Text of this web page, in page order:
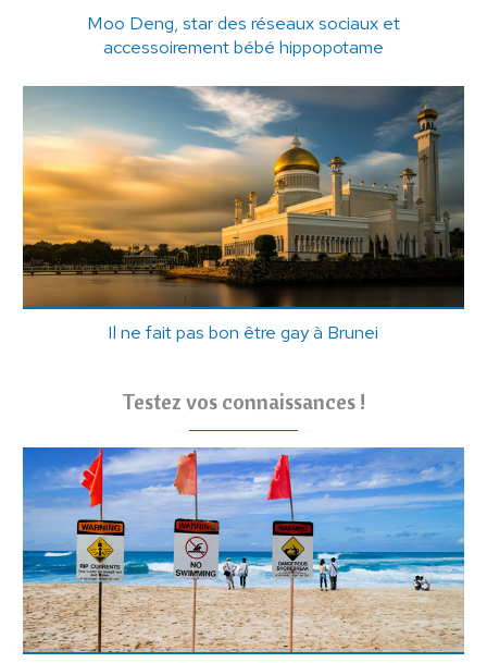
Moo Deng, star des réseaux sociaux et
accessoirement bébé hippopotame
Il ne fait pas bon être gay à Brunei
Testez vos connaissances !